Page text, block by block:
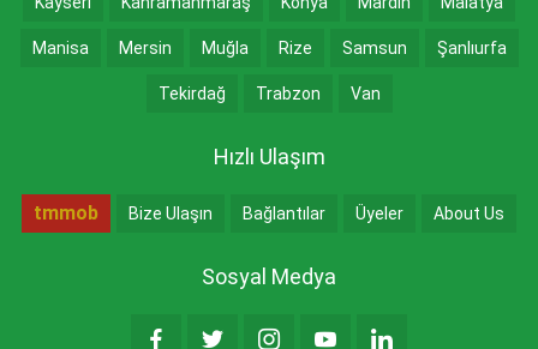
Manisa Mersin Muğla Rize Samsun Şanlıurfa
Tekirdağ Trabzon Van
Hızlı Ulaşım
tmmob Bize Ulaşın Bağlantılar Üyeler About Us
Sosyal Medya